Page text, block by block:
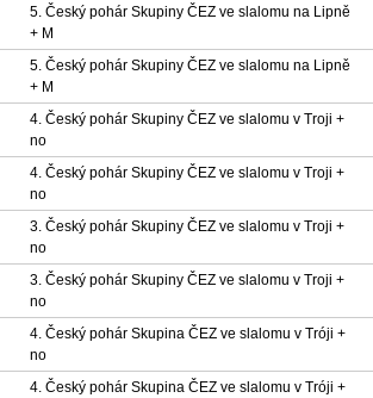
5. Český pohár Skupiny ČEZ ve slalomu na Lipně
+ M
5. Český pohár Skupiny ČEZ ve slalomu na Lipně
+ M
4. Český pohár Skupiny ČEZ ve slalomu v Troji +
no
4. Český pohár Skupiny ČEZ ve slalomu v Troji +
no
3. Český pohár Skupiny ČEZ ve slalomu v Troji +
no
3. Český pohár Skupiny ČEZ ve slalomu v Troji +
no
4. Český pohár Skupina ČEZ ve slalomu v Tróji +
no
4. Český pohár Skupina ČEZ ve slalomu v Tróji +